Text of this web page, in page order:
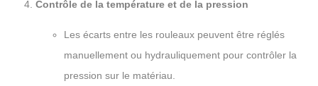
Contrôle de la température et de la pression
Les écarts entre les rouleaux peuvent être réglés
manuellement ou hydrauliquement pour contrôler la
pression sur le matériau.